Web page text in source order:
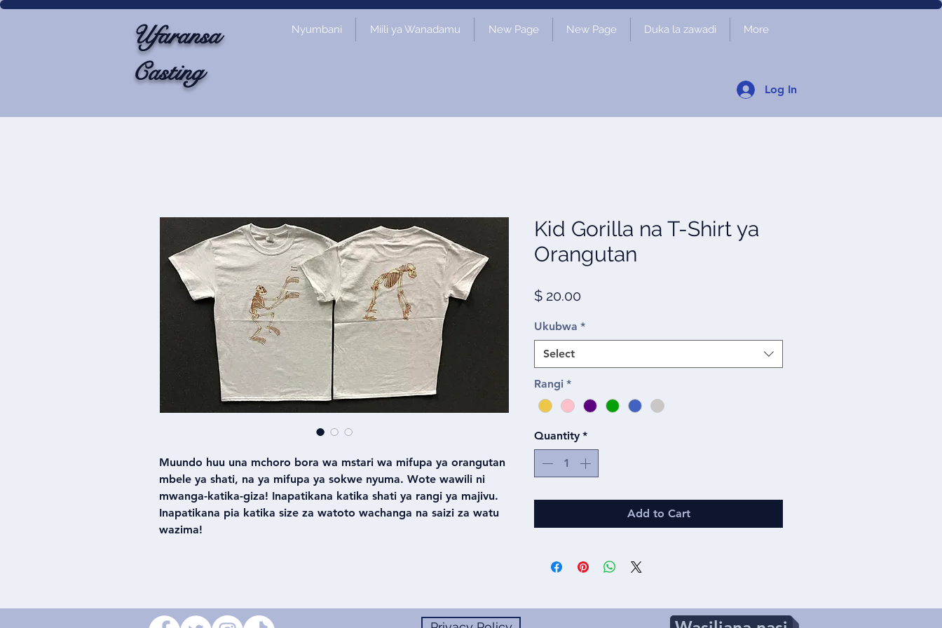
Ufaransa
Casting
Nyumbani Miili ya Wanadamu New Page New Page Duka la zawadi More
Log In
Muundo huu una mchoro bora wa mstari wa mifupa ya orangutan
mbele ya shati, na ya mifupa ya sokwe nyuma. Wote wawili ni
mwanga-katika-giza! Inapatikana katika shati ya rangi ya majivu.
Inapatikana pia katika size za watoto wachanga na saizi za watu
wazima!
Kid Gorilla na T-Shirt ya
Orangutan
$ 20.00Price
Ukubwa *
Select
Rangi *
Quantity *
Add to Cart